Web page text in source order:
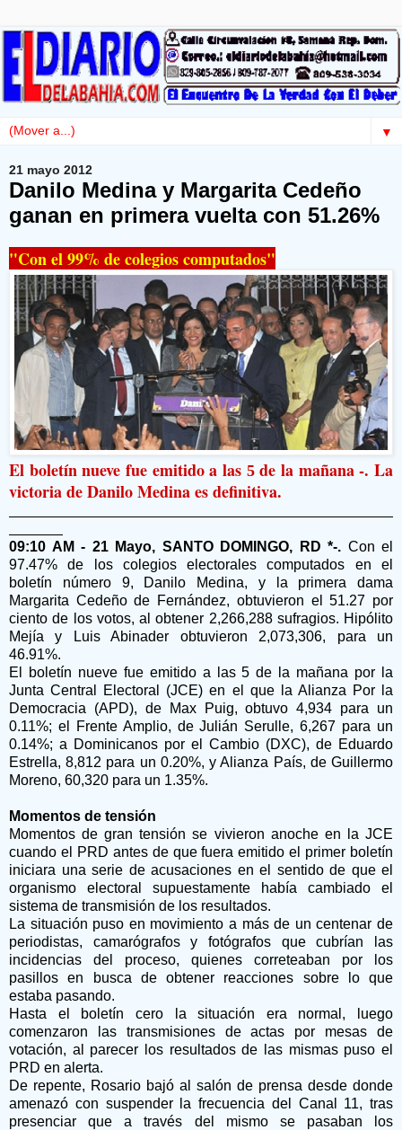
▼
21 mayo 2012
Danilo Medina y Margarita Cedeño
ganan en primera vuelta con 51.26%
"Con el 99% de colegios computados"
El boletín nueve fue emitido a las 5de la mañana -. La
victoria de Danilo Medina es definitiva.
09:10 AM - 21 Mayo, SANTO DOMINGO, RD *-. Con el
97.47% de los colegios electorales computados en el
boletín número 9, Danilo Medina, y la primera dama
Margarita Cedeño de Fernández, obtuvieron el 51.27 por
ciento de los votos, al obtener 2,266,288 sufragios. Hipólito
Mejía y Luis Abinader obtuvieron 2,073,306, para un
46.91%.
El boletín nueve fue emitido a las 5 de la mañana por la
Junta Central Electoral (JCE) en el que la Alianza Por la
Democracia (APD), de Max Puig, obtuvo 4,934 para un
0.11%; el Frente Amplio, de Julián Serulle, 6,267 para un
0.14%; a Dominicanos por el Cambio (DXC), de Eduardo
Estrella, 8,812 para un 0.20%, y Alianza País, de Guillermo
Moreno, 60,320 para un 1.35%.
Momentos de tensión
Momentos de gran tensión se vivieron anoche en la JCE
cuando el PRD antes de que fuera emitido el primer boletín
iniciara una serie de acusaciones en el sentido de que el
organismo electoral supuestamente había cambiado el
sistema de transmisión de los resultados.
La situación puso en movimiento a más de un centenar de
periodistas, camarógrafos y fotógrafos que cubrían las
incidencias del proceso, quienes correteaban por los
pasillos en busca de obtener reacciones sobre lo que
estaba pasando.
Hasta el boletín cero la situación era normal, luego
comenzaron las transmisiones de actas por mesas de
votación, al parecer los resultados de las mismas puso el
PRD en alerta.
De repente, Rosario bajó al salón de prensa desde donde
amenazó con suspender la frecuencia del Canal 11, tras
presenciar que a través del mismo se pasaban los